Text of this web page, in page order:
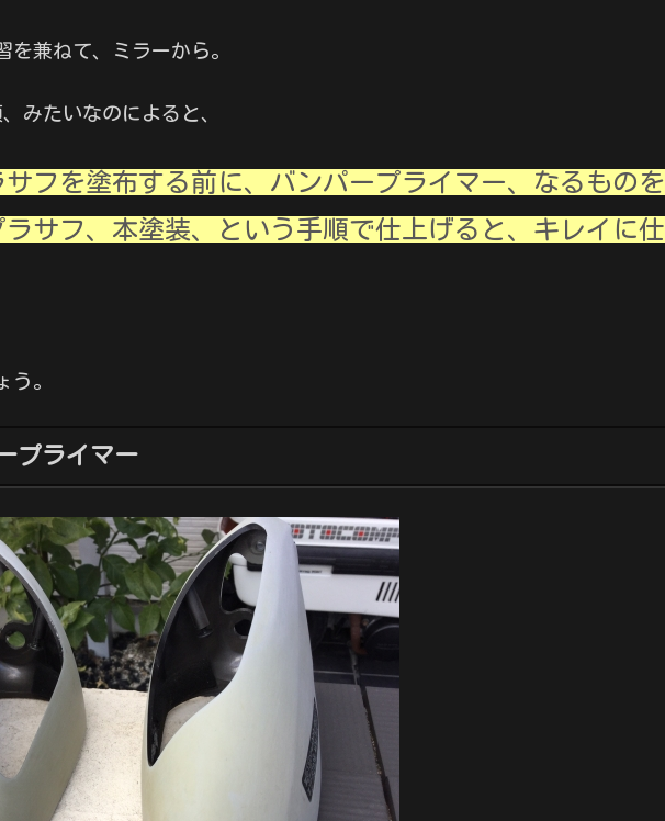
を兼ねて、ミラーから。
みたいなのによると、
フを塗布する前に、バンパープライマー、なるものを
サフ、本塗装、という手順で仕上げると、キレイに仕
う。
プライマー